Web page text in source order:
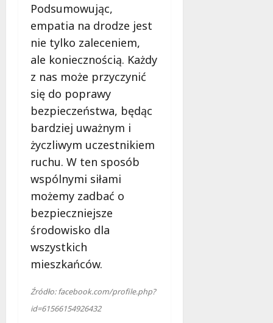
Podsumowując,
empatia na drodze jest
nie tylko zaleceniem,
ale koniecznością. Każdy
z nas może przyczynić
się do poprawy
bezpieczeństwa, będąc
bardziej uważnym i
życzliwym uczestnikiem
ruchu. W ten sposób
wspólnymi siłami
możemy zadbać o
bezpieczniejsze
środowisko dla
wszystkich
mieszkańców.
Źródło: facebook.com/profile.php?
id=61566154926432